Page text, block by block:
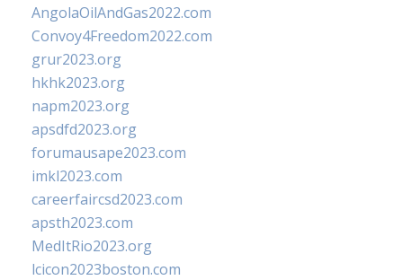
AngolaOilAndGas2022.com
Convoy4Freedom2022.com
grur2023.org
hkhk2023.org
napm2023.org
apsdfd2023.org
forumausape2023.com
imkl2023.com
careerfaircsd2023.com
apsth2023.com
MedItRio2023.org
lcicon2023boston.com